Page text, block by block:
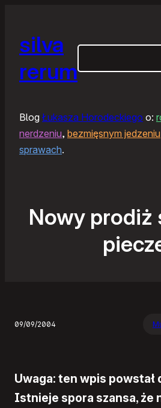
silva
rerum
Blog Łukasza Horodeckiego o:
nerdzeniu, bezmięsnym jedzeniu
sprawach.
Nowy prodiż
09/09/2004
Uwaga: ten wpis powstał
Istnieje spora szansa, że